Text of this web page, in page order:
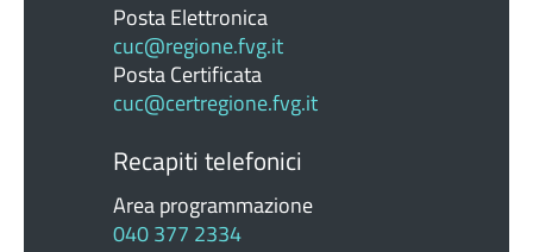
Posta Elettronica
cuc@regione.fvg.it
Posta Certificata
cuc@certregione.fvg.it
Recapiti telefonici
Area programmazione
040 377 2334